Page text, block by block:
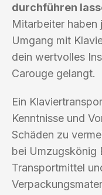
durchführen
Mitarbeiter haben
Umgang mit
dein wertvolles
Carouge gelangt.
Ein
Kenntnisse und
Schäden zu
bei Umzugskönig
Transportmittel